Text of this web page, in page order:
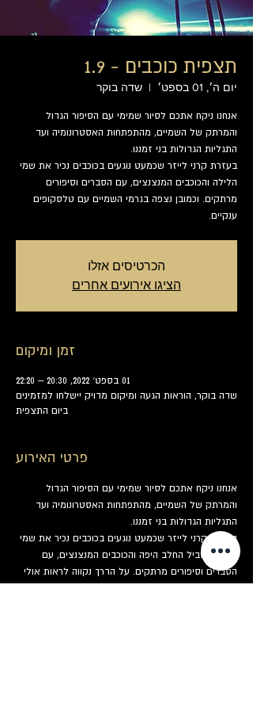
תצפית כוכבים - 1.9
יום ה׳, 01 בספט׳
  |
שדה בוקר
אנחנו ניקח אתכם לסיור שמימי עם הסיפור הגדול
והמרתק של השמיים, מהתפתחות האסטרונומיה ועד
בעזרת קרני לייזר שכמעט נוגעים בכוכבים נכיר את שמי
הלילה והכוכבים המנצנצים, עם הסברים וסיפורים
מרתקים. וכמובן נצפה בגרמי השמיים עם טלסקופים
ענקיים.
הכרטיסים אזלו
הציגו אירועים אחרים
זמן ומיקום
01 בספט׳ 2022, 20:30 – 22:20
שדה בוקר, הוראות הגעה ומיקום מדויק יישלחו למזמינים
ביום התצפית
פרטי האירוע
אנחנו ניקח אתכם לסיור שמימי עם הסיפור הגדול
והמרתק של השמיים, מהתפתחות האסטרונומיה ועד
התגליות הגדולות בני זמננו.
בעזרת קרני לייזר שכמעט נוגעים בכוכבים נכיר את שמי
הלילה, שביל החלב היפה והכוכבים המנצנצים, עם
הסברים וסיפורים מרתקים. על הדרך נקווה לראות אולי